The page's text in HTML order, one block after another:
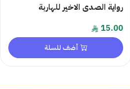
رواية الصدى الاخير للهاربة
15.00
أضف للسلة